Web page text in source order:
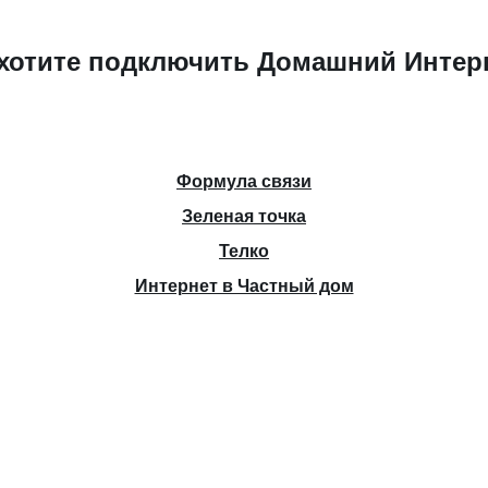
подключить Домашний
Формула связи
Зеленая точка
Телко
Интернет в Частный дом